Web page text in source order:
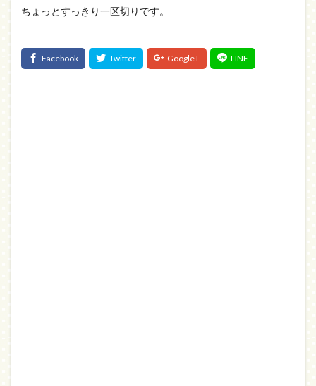
ちょっとすっきり一区切りです。